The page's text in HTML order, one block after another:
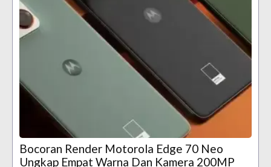
Bocoran Render Motorola Edge 70 Neo
Ungkap Empat Warna Dan Kamera 200MP